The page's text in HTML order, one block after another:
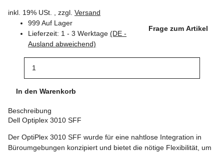
inkl. 19% USt. , zzgl. Versand
999 Auf Lager
Lieferzeit: 1 - 3 Werktage (DE -
Ausland abweichend)
Frage zum Artikel
In den Warenkorb
Beschreibung
Dell Optiplex 3010 SFF
Der OptiPlex 3010 SFF wurde für eine nahtlose Integration in
Büroumgebungen konzipiert und bietet die nötige Flexibilität, um